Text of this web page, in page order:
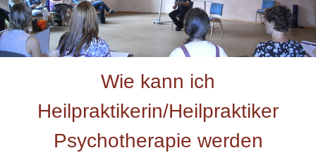
Wie kann ich
Heilpraktikerin/Heilpraktiker
Psychotherapie werden